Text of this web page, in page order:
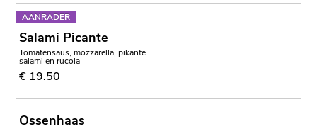
AANRADER
Salami Picante
Tomatensaus, mozzarella, pikante
salami en rucola
€ 19.50
Ossenhaas